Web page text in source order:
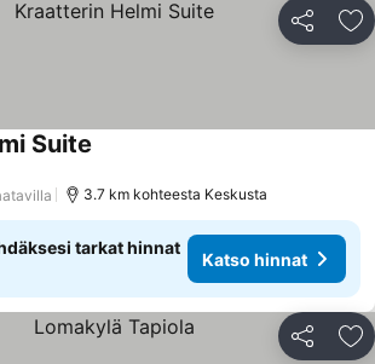
Jaa
Suite
3.7 km kohteesta Keskusta
tarkat hinnat
Katso hinnat
Jaa